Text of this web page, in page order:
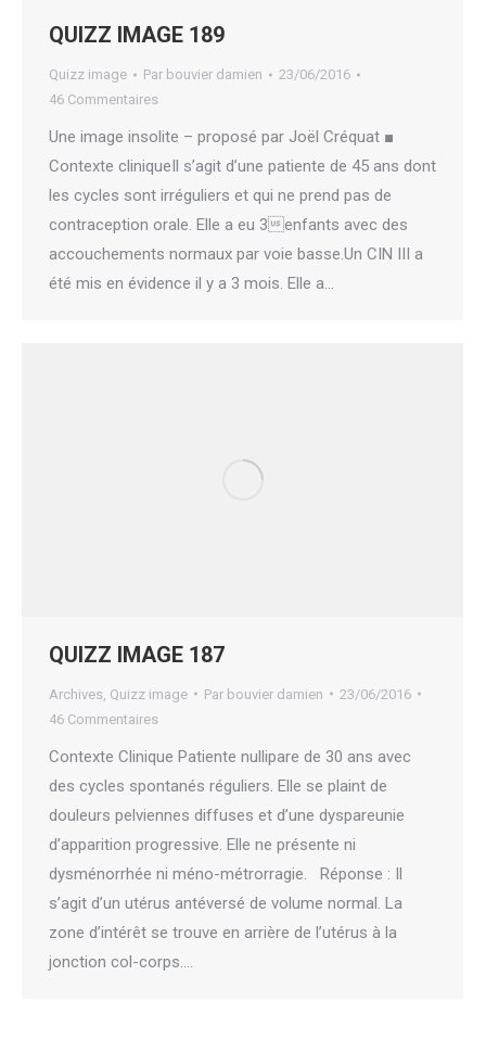
QUIZZ IMAGE 189
Quizz image Par bouvier damien
23/06/2016
46 Commentaires
Une image insolite – proposé par Joël Créquat ■
Contexte cliniqueIl s’agit d’une patiente de 45 ans dont
les cycles sont irréguliers et qui ne prend pas de
contraception orale. Elle a eu 3enfants avec des
accouchements normaux par voie basse.Un CIN III a
été mis en évidence il y a 3 mois. Elle a…
QUIZZ IMAGE 187
Archives Quizz image Par bouvier damien
23/06/2016
46 Commentaires
Contexte Clinique Patiente nullipare de 30 ans avec
des cycles spontanés réguliers. Elle se plaint de
douleurs pelviennes diffuses et d’une dyspareunie
d’apparition progressive. Elle ne présente ni
dysménorrhée ni méno-métrorragie. Réponse : Il
s’agit d’un utérus antéversé de volume normal. La
zone d’intérêt se trouve en arrière de l’utérus à la
jonction col-corps.…